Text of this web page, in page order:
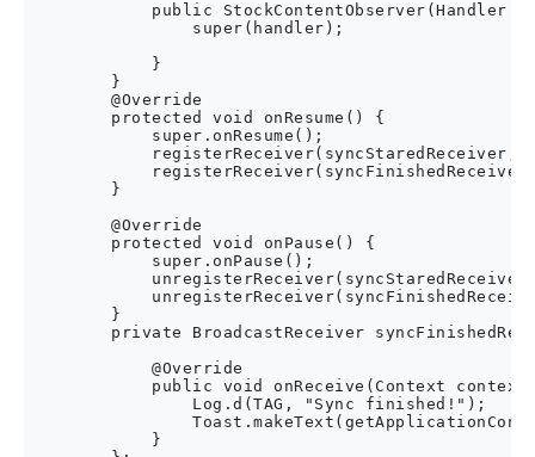
public StockContentObserver(Handler
                super(handler);
            }
        }
        @Override
        protected void onResume() {
            super.onResume();
registerReceiver(syncStaredReceiver,
        }
        @Override
        protected void onPause() {
            super.onPause();
        }
private BroadcastReceiver
            @Override
public void onReceive(Context
                Log.d(TAG, "Sync finished!");
            }